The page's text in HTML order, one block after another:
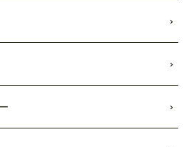
ト
」にて、TEDDY'S BI